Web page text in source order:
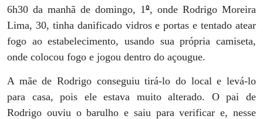
6h30 da manhã de domingo, 1º, onde Rodrigo Moreira
Lima, 30, tinha danificado vidros e portas e tentado atear
fogo ao estabelecimento, usando sua própria camiseta,
onde colocou fogo e jogou dentro do açougue.
A mãe de Rodrigo conseguiu tirá-lo do local e levá-lo
para casa, pois ele estava muito alterado. O pai de
Rodrigo ouviu o barulho e saiu para verificar e, nesse